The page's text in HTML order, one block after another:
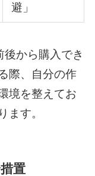
避」
から購入でき
際、自分の作
境を整えてお
ます。
置